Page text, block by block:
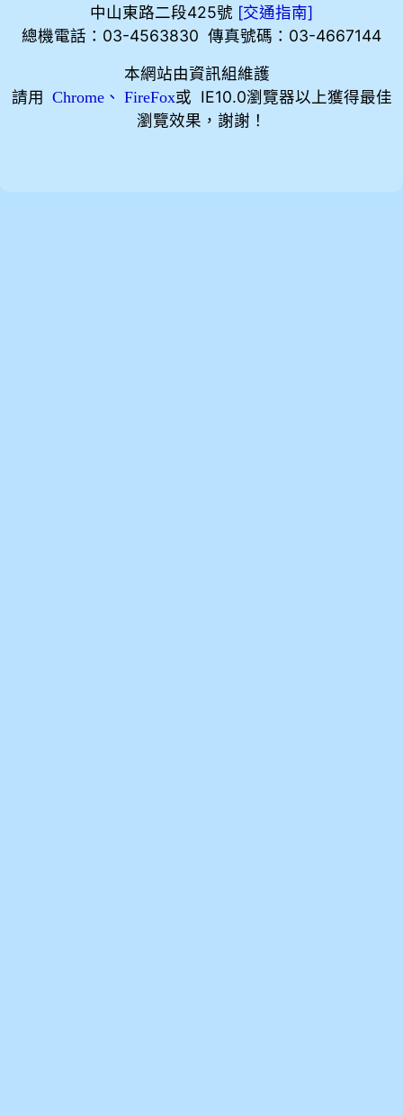
中山東路二段425號 [交通指南]
總機電話：03-4563830 傳真號碼：03-4667144
本網站由資訊組維護
請用
Chrome、 FireFox或 IE10.0瀏覽器以上獲得最佳
瀏覽效果，謝謝！